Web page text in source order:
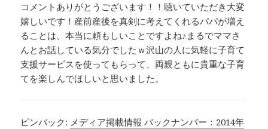
コメントありがとうございます！！聴いていただき大変
嬉しいです！産前産後を真剣に考えてくれるパパが増え
ることは、本当に頼もしいことですよね♪まるでママさ
んとお話している気分でしたｗ沢山の人に気軽に子育て
支援サービスを使ってもらって、両親ともに貴重な子育
てを楽しんでほしいと思いました。
ピンバック: メディア掲載情報 バックナンバー：2014年